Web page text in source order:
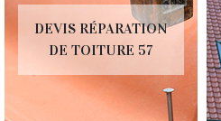
DEVIS RÉPARATION
DE TOITURE 57